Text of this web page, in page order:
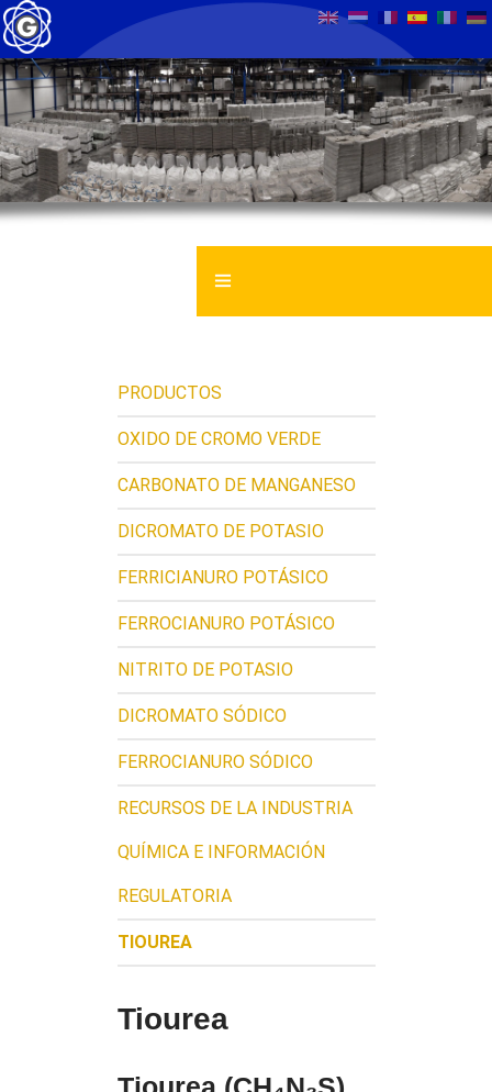
FICHAS DE SEGUR. E HIGIENE
PRODUCTOS
OXIDO DE CROMO VERDE
CARBONATO DE MANGANESO
DICROMATO DE POTASIO
FERRICIANURO POTÁSICO
FERROCIANURO POTÁSICO
NITRITO DE POTASIO
DICROMATO SÓDICO
FERROCIANURO SÓDICO
RECURSOS DE LA INDUSTRIA
QUÍMICA E INFORMACIÓN
REGULATORIA
TIOUREA
Tiourea